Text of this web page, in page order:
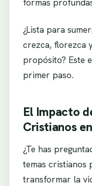
¿Lista para
crezca, florezca
propósito? Este
primer paso.
El Impacto
Cristianos
¿Te has
temas cristianos
transformar la